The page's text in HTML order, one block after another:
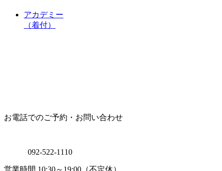
アカデミー
（着付）
お電話でのご予約・お問い合わせ
092-522-1110
営業時間 10:30～19:00（不定休）